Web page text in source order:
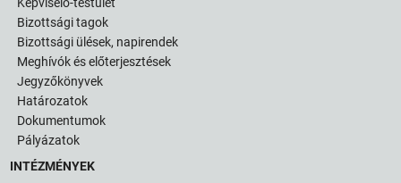
Bizottsági tagok
Bizottsági ülések, napirendek
Meghívók és előterjesztések
Jegyzőkönyvek
Határozatok
Dokumentumok
Pályázatok
INTÉZMÉNYEK